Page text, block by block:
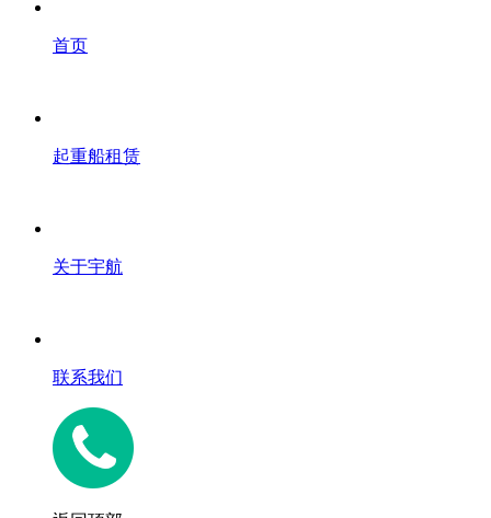
首页
起重船租赁
关于宇航
联系我们